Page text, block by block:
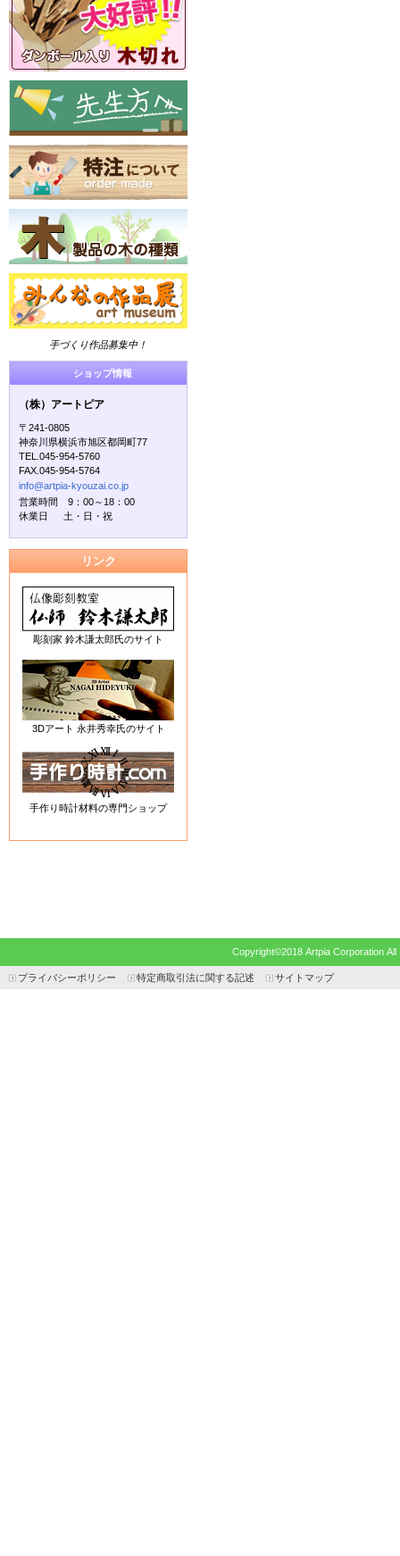
手づくり作品募集中！
ショップ情報
（株）アートピア
〒241-0805
神奈川県横浜市旭区都岡町77
TEL.045-954-5760
FAX.045-954-5764
info@artpia-kyouzai.co.jp
営業時間 9：00～18：00
休業日 土・日・祝
リンク
彫刻家 鈴木謙太郎氏のサイト
3Dアート 永井秀幸氏のサイト
手作り時計材料の専門ショップ
Copyright©2018 Artpia Corporation
プライバシーポリシー 特定商取引法に関する記述 サイトマップ